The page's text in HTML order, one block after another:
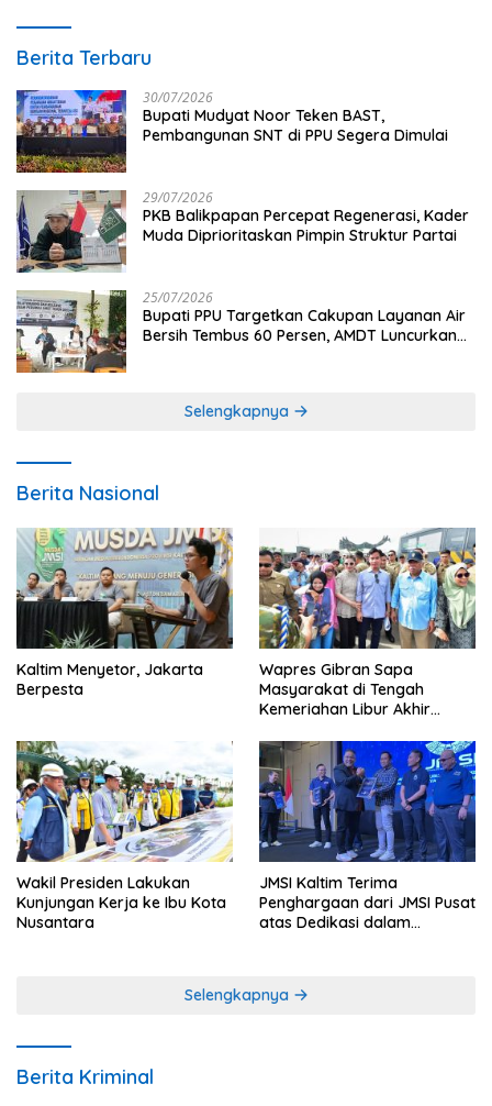
Berita Terbaru
30/07/2026
Bupati Mudyat Noor Teken BAST,
Pembangunan SNT di PPU Segera Dimulai
29/07/2026
PKB Balikpapan Percepat Regenerasi, Kader
Muda Diprioritaskan Pimpin Struktur Partai
25/07/2026
Bupati PPU Targetkan Cakupan Layanan Air
Bersih Tembus 60 Persen, AMDT Luncurkan
Selengkapnya
Berita Nasional
Kaltim Menyetor, Jakarta
Berpesta
Wapres Gibran Sapa
Masyarakat di Tengah
Kemeriahan Libur Akhir
Wakil Presiden Lakukan
Kunjungan Kerja ke Ibu Kota
Nusantara
JMSI Kaltim Terima
Penghargaan dari JMSI Pusat
atas Dedikasi dalam
Selengkapnya
Berita Kriminal